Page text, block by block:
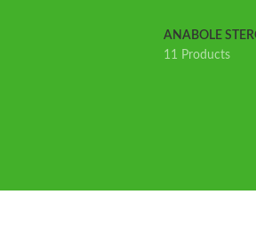
ANABOLE
11 Products